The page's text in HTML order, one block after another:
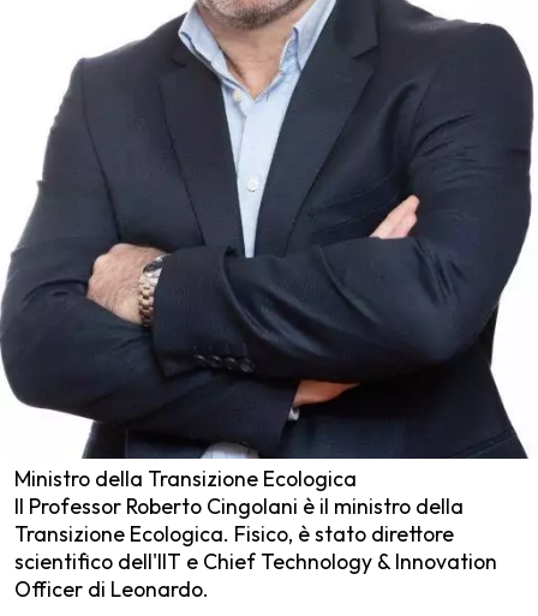
Ministro della Transizione Ecologica
Il Professor Roberto Cingolani è il ministro della
Transizione Ecologica. Fisico, è stato direttore
scientifico dell'IIT e Chief Technology & Innovation
Officer di Leonardo.